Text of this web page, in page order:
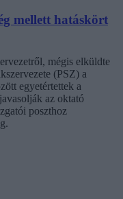
mellett hatáskört
mégis elküldte
(PSZ) a
egyetértettek a
az oktató
poszthoz